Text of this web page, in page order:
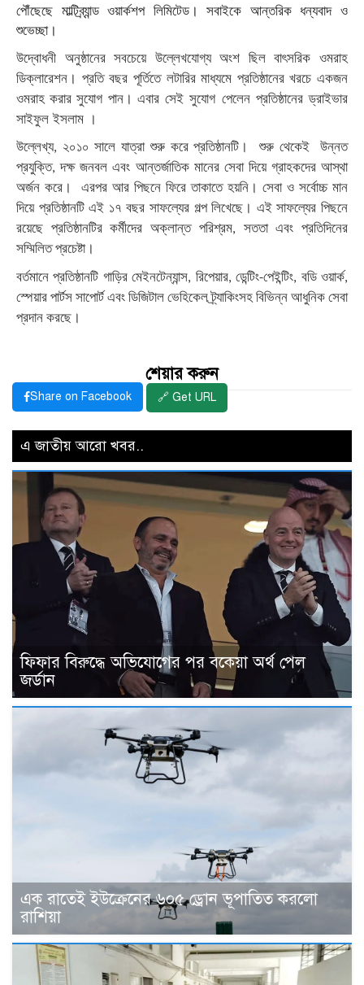
পৌঁছেছে মাল্টিব্র্যান্ড ওয়ার্কশপ লিমিটেড। সবাইকে আন্তরিক ধন্যবাদ ও
শুভেচ্ছা।
উদ্বোধনী অনুষ্ঠানের সবচেয়ে উল্লেখযোগ্য অংশ ছিল বাৎসরিক ওমরাহ
ডিক্লারেশন। প্রতি বছর পূর্তিতে লটারির মাধ্যমে প্রতিষ্ঠানের খরচে একজন
ওমরাহ করার সুযোগ পান। এবার সেই সুযোগ পেলেন প্রতিষ্ঠানের ড্রাইভার
সাইফুল ইসলাম ।
উল্লেখ্য, ২০১০ সালে যাত্রা শুরু করে প্রতিষ্ঠানটি। শুরু থেকেই
উন্নত
প্রযুক্তি,দক্ষ জনবল এবং আন্তর্জাতিক মানের সেবা দিয়ে গ্রাহকদের আস্থা
অর্জন করে। এরপর আর পিছনে ফিরে তাকাতে হয়নি। সেবা ও সর্বোচ্চ মান
দিয়ে প্রতিষ্ঠানটি এই ১৭ বছর সাফল্যের গল্প লিখেছে। এই সাফল্যের পিছনে
রয়েছে প্রতিষ্ঠানটির কর্মীদের অক্লান্ত পরিশ্রম, সততা এবং প্রতিদিনের
সম্মিলিত প্রচেষ্টা।
বর্তমানে প্রতিষ্ঠানটি গাড়ির মেইনটেন্যান্স, রিপেয়ার,ডেন্টিং-পেইন্টিং, বডি ওয়ার্ক,
স্পেয়ার পার্টস সাপোর্ট এবং ডিজিটাল ভেহিকেল ট্র্যাকিংসহ বিভিন্ন আধুনিক সেবা
প্রদান করছে।
শেয়ার করুন
Share on Facebook 🔗 Get URL
এ জাতীয় আরো খবর..
ফিফার বিরুদ্ধে অভিযোগের পর বকেয়া অর্থ পেল
জর্ডান
এক রাতেই ইউক্রেনের ৬০৫ ড্রোন ভূপাতিত করলো
রাশিয়া